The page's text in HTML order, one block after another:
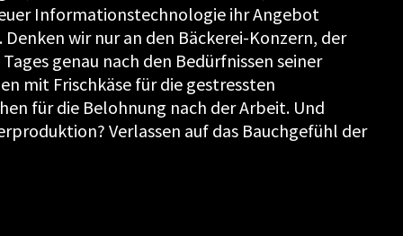
Informationstechnologie ihr Angebot
wir nur an den Bäckerei-Konzern, der
genau nach den Bedürfnissen seiner
mit Frischkäse für die gestressten
für die Belohnung nach der Arbeit. Und
Verlassen auf das Bauchgefühl der